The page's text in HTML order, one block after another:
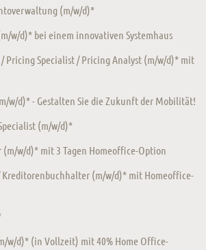
(m/w/d)*
w/d)* bei einem innovativen Systemhaus
Pricing Specialist / Pricing Analyst (m/w/d)* mit
w/d)* - Gestalten Sie die Zukunft der Mobilität!
(m/w/d)*
w/d)* mit 3 Tagen Homeoffice-Option
(m/w/d)* mit Homeoffice-
w/d)* (in Vollzeit) mit 40% Home Office-